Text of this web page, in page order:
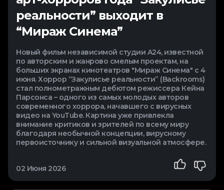
реальности” выходит в
“Мираж Синема”
Новый фильм независимой студии A24, известной
по авторским и жанрово смелым проектам, на
больших экранах кинотеатров "Мираж Синема" с 4
июня. Хоррор “Закулисье реальности” (Backrooms)
стал полнометражным дебютом режиссера Кейна
Парсонса – одного из самых молодых авторов
современного хоррора, начавшего с вирусных
видео на YouTube. Картина уже привлекла
внимание критиков и зрителей по всему миру
благодаря необычной концепции, вирусному
первоисточнику и сильной визуальной атмосфере.
02 Июня 2026